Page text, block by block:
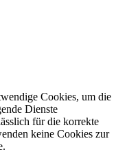
Cookies, um die
Dienste
für die korrekte
keine Cookies zur